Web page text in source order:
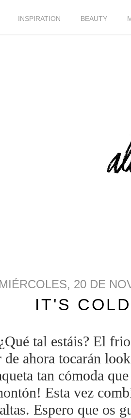
INSPIRATION BEAUTY
MIÉRCOLES, 20 DE
IT'S
tal estáis? El
de ahora tocarán
tan cómoda
Esta vez
altas. Espero que os